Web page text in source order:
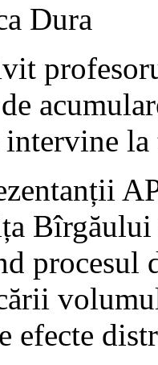
Dura
intervine
Bîrgăului
procesul
efecte